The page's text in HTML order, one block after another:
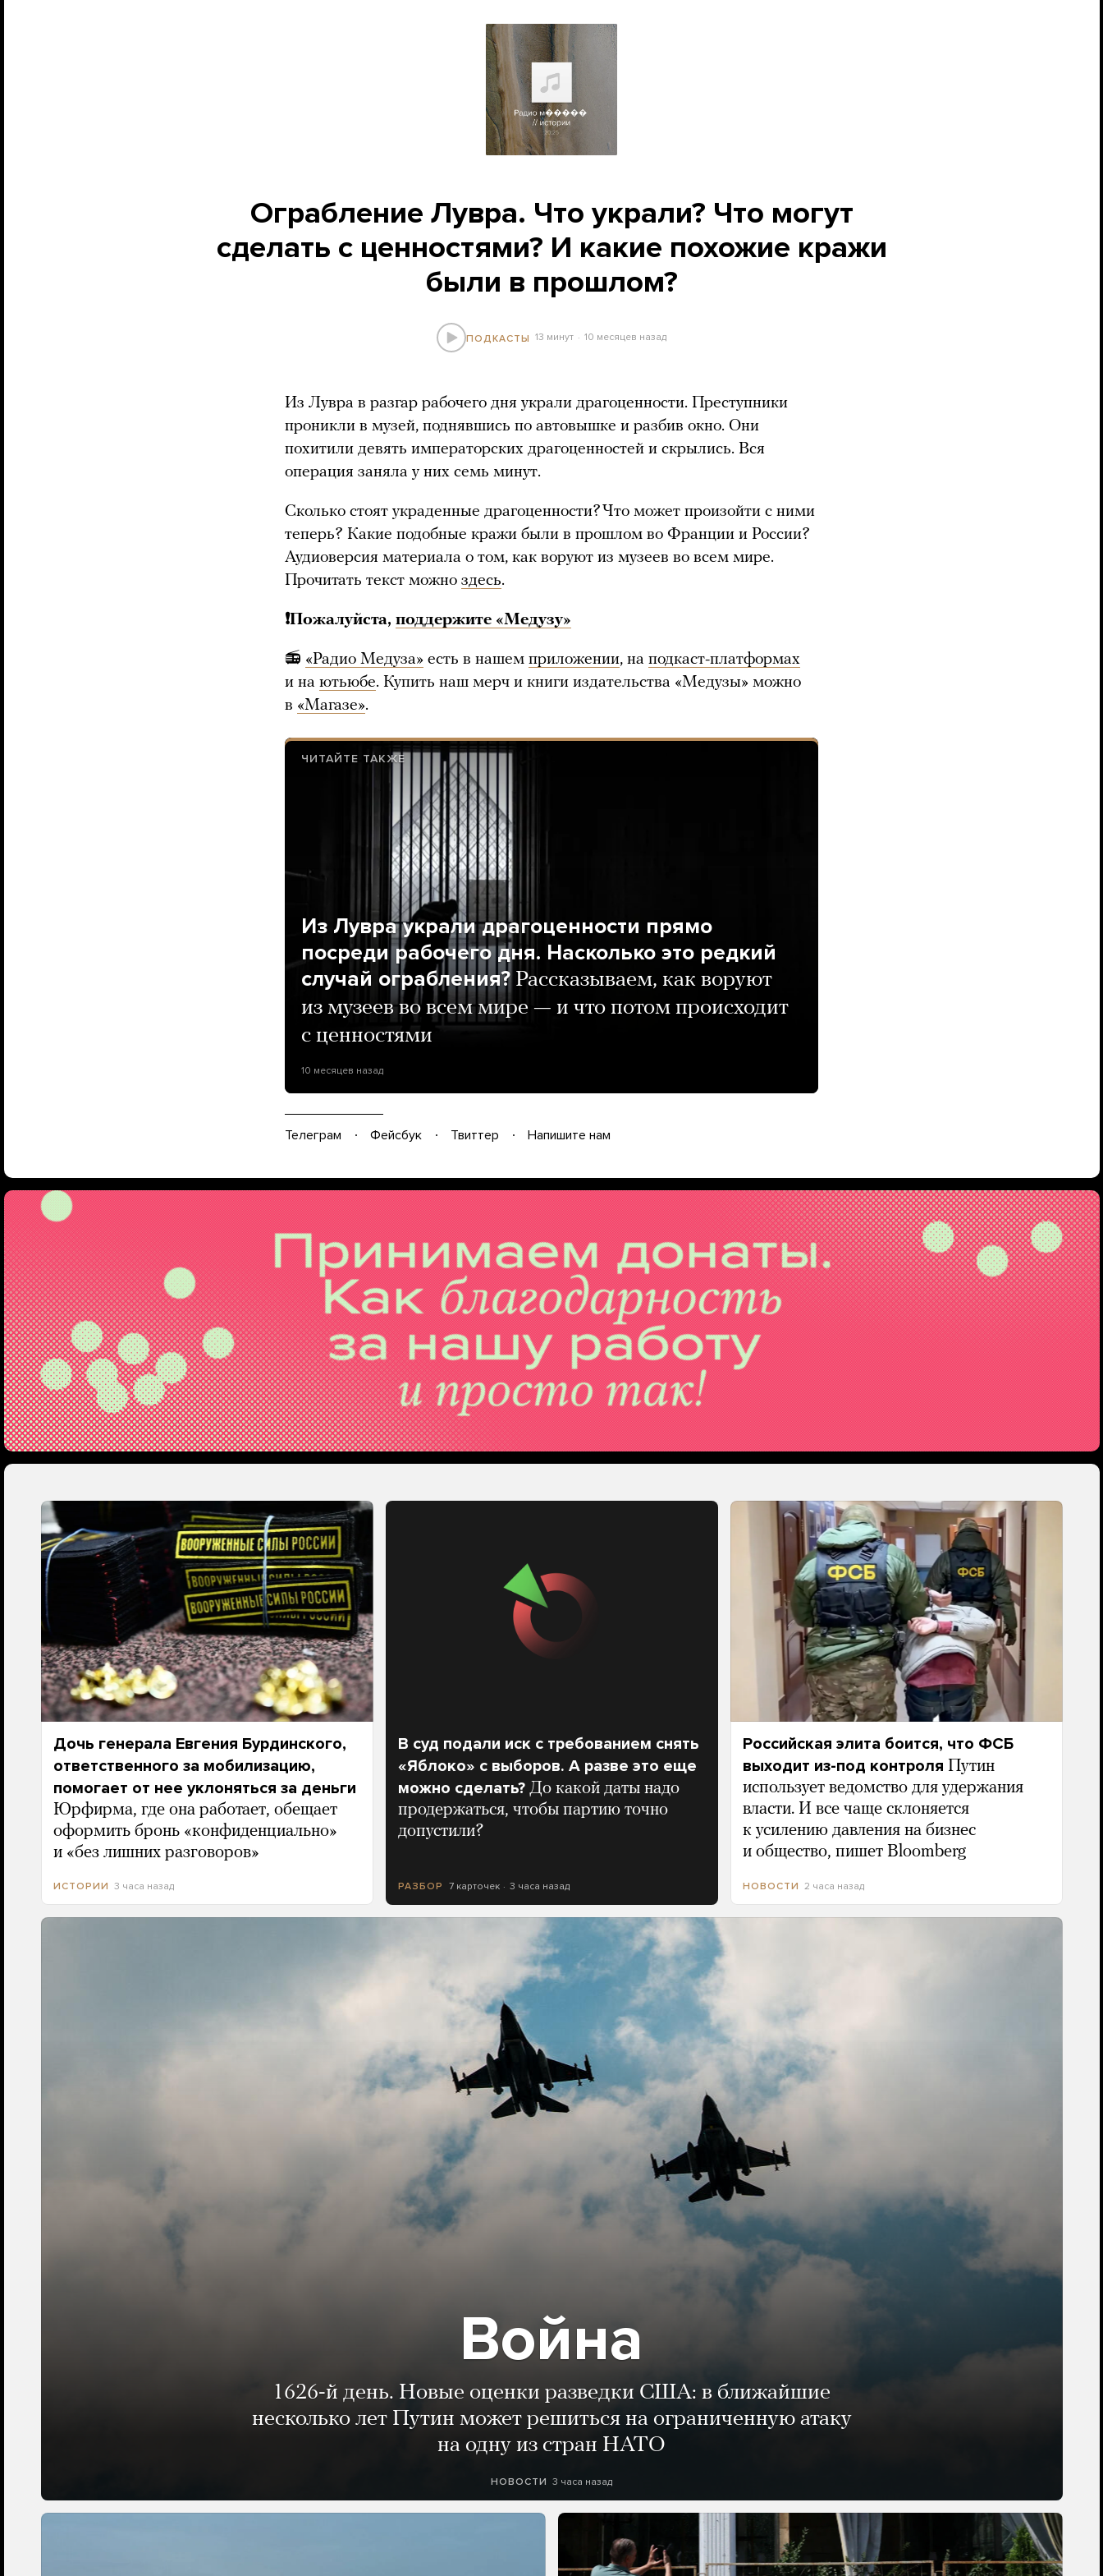
Ограбление Лувра. Что украли? Что могут
сделать с ценностями? И какие похожие кражи
были в прошлом?
ПОДКАСТЫ 13 минут 10 месяцев назад
Из Лувра в разгар рабочего дня украли драгоценности. Преступники
проникли в музей, поднявшись по автовышке и разбив окно. Они
похитили девять императорских драгоценностей и скрылись. Вся
операция заняла у них семь минут.
Сколько стоят украденные драгоценности? Что может произойти с ними
теперь? Какие подобные кражи были в прошлом во Франции и России?
Аудиоверсия материала о том, как воруют из музеев во всем мире.
Прочитать текст можно здесь.
❗️Пожалуйста, поддержите «Медузу»
📻 «Радио Медуза» есть в нашем приложении, на подкаст-платформах
и на ютьюбе. Купить наш мерч и книги издательства «Медузы» можно
в «Магазе».
ЧИТАЙТЕ ТАКЖЕ
Из Лувра украли драгоценности прямо
посреди рабочего дня. Насколько это редкий
случай ограбления? Рассказываем, как воруют
из музеев во всем мире — и что потом происходит
с ценностями
10 месяцев назад
Телеграм Фейсбук Твиттер Напишите нам
Дочь генерала Евгения Бурдинского,
ответственного за мобилизацию,
помогает от нее уклоняться за деньги
Юрфирма, где она работает, обещает
оформить бронь «конфиденциально»
и «без лишних разговоров»
ИСТОРИИ 3 часа назад
В суд подали иск с требованием снять
«Яблоко» с выборов. А разве это еще
можно сделать? До какой даты надо
продержаться, чтобы партию точно
допустили?
РАЗБОР 7 карточек 3 часа назад
Российская элита боится, что ФСБ
выходит из-под контроля Путин
использует ведомство для удержания
власти. И все чаще склоняется
к усилению давления на бизнес
и общество, пишет Bloomberg
НОВОСТИ 2 часа назад
Война
1626-й день. Новые оценки разведки США: в ближайшие
несколько лет Путин может решиться на ограниченную атаку
на одну из стран НАТО
НОВОСТИ 3 часа назад